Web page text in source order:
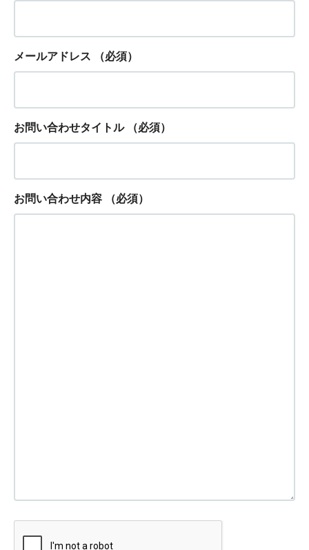
メールアドレス （必須）
お問い合わせタイトル （必須）
お問い合わせ内容 （必須）